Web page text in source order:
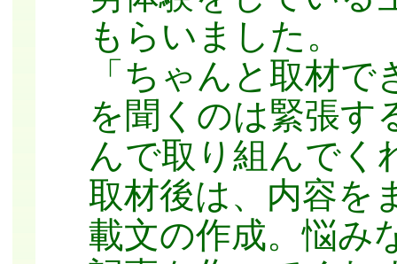
もらいました。
「ちゃんと取材
を聞くのは緊張す
んで取り組んでく
取材後は、内容を
載文の作成。悩み